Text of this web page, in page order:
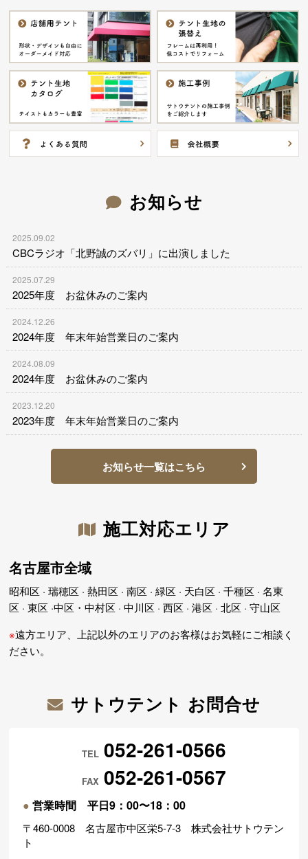
お知らせ
2025.09.02
CBCラジオ「北野誠のズバリ」に出演しました
2025.07.29
2025年度 お盆休みのご案内
2024.12.26
2024年度 年末年始営業日のご案内
2024.08.09
2024年度 お盆休みのご案内
2023.12.20
2023年度 年末年始営業日のご案内
お知らせ一覧はこちら
施工対応エリア
名古屋市全域
昭和区 · 瑞穂区 · 熱田区 · 南区 · 緑区 · 天白区 · 千種区 · 名東
区 · 東区 ·中区・中村区 · 中川区 · 西区 · 港区 · 北区 · 守山区
※遠方エリア、上記以外のエリアのお客様はお気軽にご相談く
ださい。
サトウテント お問合せ
TEL 052-261-0566
FAX 052-261-0567
● 営業時間 平日9：00〜18：00
〒460-0008 名古屋市中区栄5-7-3 株式会社サトウテン
ト